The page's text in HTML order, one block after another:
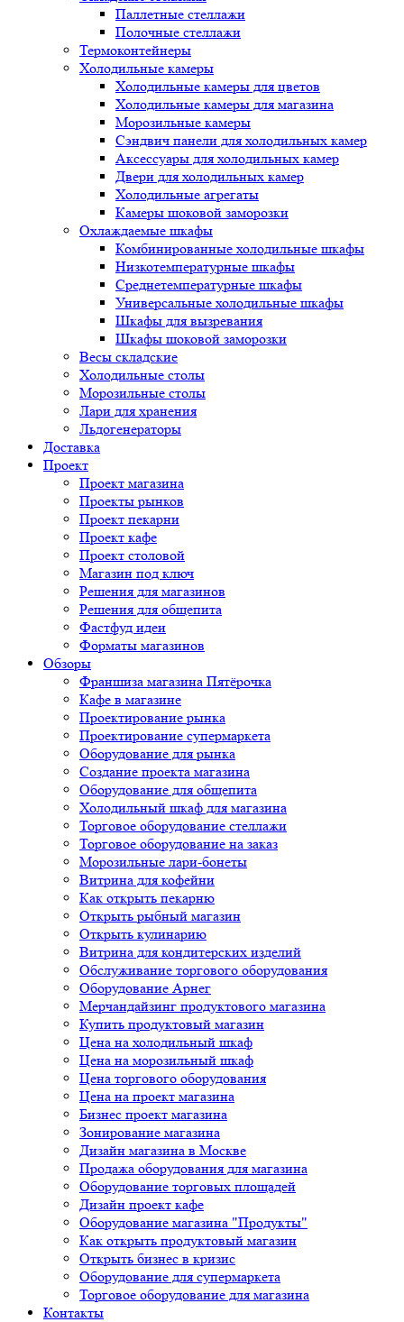
Паллетные стеллажи
Полочные стеллажи
Термоконтейнеры
Холодильные камеры
Холодильные камеры для цветов
Холодильные камеры для магазина
Морозильные камеры
Сэндвич панели для холодильных камер
Аксессуары для холодильных камер
Двери для холодильных камер
Холодильные агрегаты
Камеры шоковой заморозки
Охлаждаемые шкафы
Комбинированные холодильные шкафы
Низкотемпературные шкафы
Среднетемпературные шкафы
Универсальные холодильные шкафы
Шкафы для вызревания
Шкафы шоковой заморозки
Весы складские
Холодильные столы
Морозильные столы
Лари для хранения
Льдогенераторы
Доставка
Проект
Проект магазина
Проекты рынков
Проект пекарни
Проект кафе
Проект столовой
Магазин под ключ
Решения для магазинов
Решения для общепита
Фастфуд идеи
Форматы магазинов
Обзоры
Франшиза магазина Пятёрочка
Кафе в магазине
Проектирование рынка
Проектирование супермаркета
Оборудование для рынка
Создание проекта магазина
Оборудование для общепита
Холодильный шкаф для магазина
Торговое оборудование стеллажи
Торговое оборудование на заказ
Морозильные лари-бонеты
Витрина для кофейни
Как открыть пекарню
Открыть рыбный магазин
Открыть кулинарию
Витрина для кондитерских изделий
Обслуживание торгового оборудования
Оборудование Арнег
Мерчандайзинг продуктового магазина
Купить продуктовый магазин
Цена на холодильный шкаф
Цена на морозильный шкаф
Цена торгового оборудования
Цена на проект магазина
Бизнес проект магазина
Зонирование магазина
Дизайн магазина в Москве
Продажа оборудования для магазина
Оборудование торговых площадей
Дизайн проект кафе
Оборудование магазина "Продукты"
Как открыть продуктовый магазин
Открыть бизнес в кризис
Оборудование для супермаркета
Торговое оборудование для магазина
Контакты